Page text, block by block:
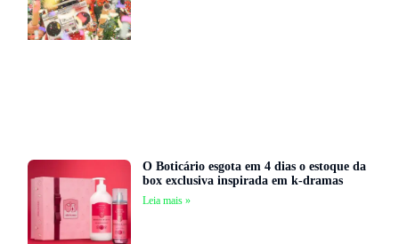
O Boticário esgota em 4 dias o estoque da
box exclusiva inspirada em k-dramas
Leia mais »